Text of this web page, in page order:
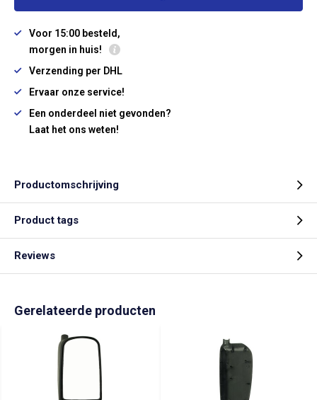
Voor 15:00 besteld,
morgen in huis!
Verzending per DHL
Ervaar onze service!
Een onderdeel niet gevonden?
Laat het ons weten!
Productomschrijving
Product tags
Reviews
Gerelateerde producten